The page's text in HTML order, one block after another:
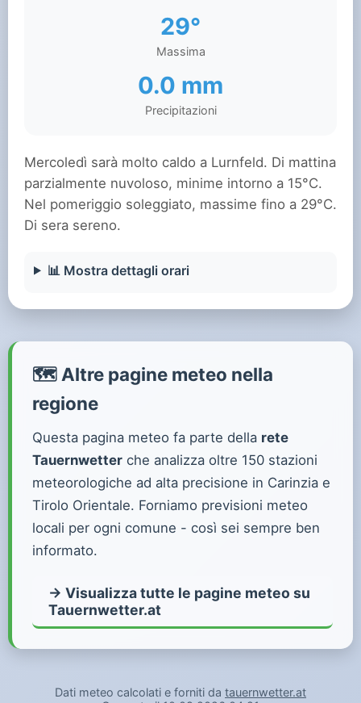
29°
Massima
0.0 mm
Precipitazioni
Mercoledì sarà molto caldo a Lurnfeld. Di mattina
parzialmente nuvoloso, minime intorno a 15°C.
Nel pomeriggio soleggiato, massime fino a 29°C.
Di sera sereno.
📊 Mostra dettagli orari
🗺️ Altre pagine meteo nella
regione
Questa pagina meteo fa parte della rete
Tauernwetter che analizza oltre 150 stazioni
meteorologiche ad alta precisione in Carinzia e
Tirolo Orientale. Forniamo previsioni meteo
locali per ogni comune - così sei sempre ben
informato.
→ Visualizza tutte le pagine meteo su
Tauernwetter.at
Dati meteo calcolati e forniti da tauernwetter.at